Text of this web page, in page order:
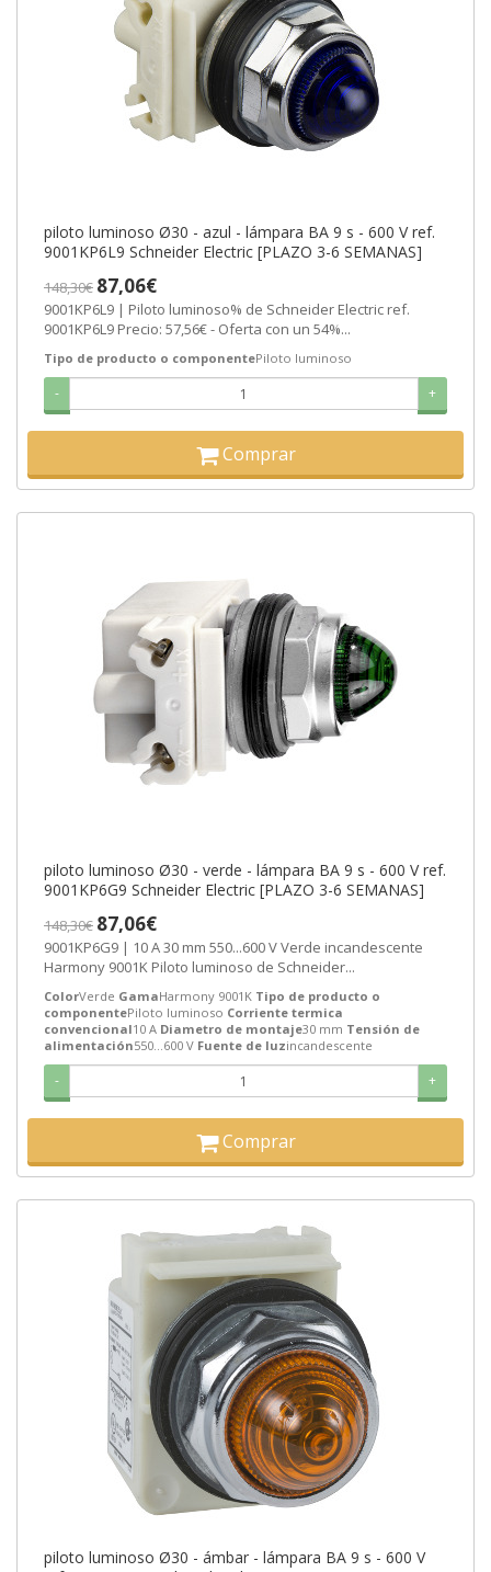
piloto luminoso Ø30 - azul - lámpara BA 9 s - 600 V ref.
9001KP6L9 Schneider Electric [PLAZO 3-6 SEMANAS]
148,30€ 87,06€
9001KP6L9 | Piloto luminoso% de Schneider Electric ref.
9001KP6L9 Precio: 57,56€ - Oferta con un 54%...
Tipo de producto o componentePiloto luminoso
- +
Comprar
piloto luminoso Ø30 - verde - lámpara BA 9 s - 600 V ref.
9001KP6G9 Schneider Electric [PLAZO 3-6 SEMANAS]
148,30€ 87,06€
9001KP6G9 | 10 A 30 mm 550...600 V Verde incandescente
Harmony 9001K Piloto luminoso de Schneider...
ColorVerde GamaHarmony 9001K Tipo de producto o
componentePiloto luminoso Corriente termica
convencional10 A Diametro de montaje30 mm Tensión de
alimentación550...600 V Fuente de luzincandescente
- +
Comprar
piloto luminoso Ø30 - ámbar - lámpara BA 9 s - 600 V